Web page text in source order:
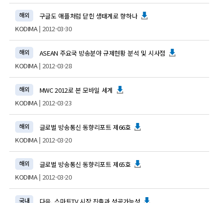
해외
구글도 애플처럼 닫힌 생태계로 향하나
KODIMA| 2012-03-30
해외
ASEAN 주요국 방송분야 규제현황 분석 및 시사점
KODIMA| 2012-03-28
해외
MWC 2012로 본 모바일 세계
KODIMA| 2012-03-23
해외
글로벌 방송통신 동향리포트 제66호
KODIMA| 2012-03-20
해외
글로벌 방송통신 동향리포트 제65호
KODIMA| 2012-03-20
국내
다음, 스마트TV 시장 진출과 성공가능성